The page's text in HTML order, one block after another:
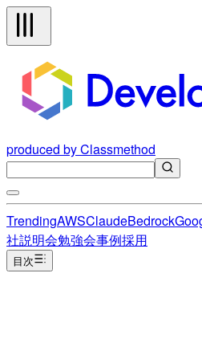
produced by Classmethod
TrendingAWSClaudeBedrock
社説明会勉強会事例採用
目次